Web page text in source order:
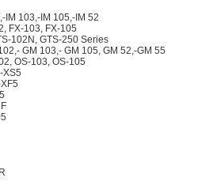
IM 103,-IM 105,-IM 52
FX-103, FX-105
102N, GTS-250 Series
GM 103,- GM 105, GM 52,-GM 55
OS-103, OS-105
XS5